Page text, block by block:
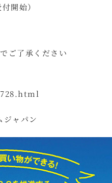
開始）
ご了承ください
ャパン